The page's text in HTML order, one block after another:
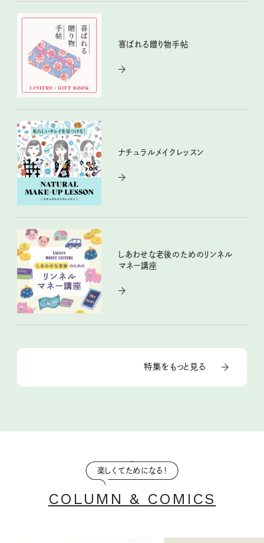
喜ばれる贈り物手帖
ナチュラルメイクレッスン
しあわせな老後のためのリンネル
マネー講座
特集をもっと見る
楽しくてためになる！
COLUMN & COMICS